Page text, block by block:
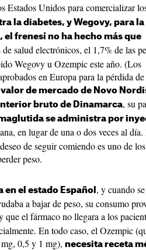
Estados Unidos para comercializar
la diabetes, y Wegovy, para la
el frenesí no ha hecho más que
salud electrónicos, el 1,7% de las
Wegovy u Ozempic este año. (Los
en Europa para la pérdida de
valor de mercado de Novo
bruto de Dinamarca, su
se administra por
en lugar de una o dos veces al día.
de seguir comiendo es uno de los
peso.
el estado Español , y cuando se
a bajar de peso, su consumo
que el fármaco no llegara a los
En todo caso, el Ozempic
0,5 y 1 mg), necesita receta